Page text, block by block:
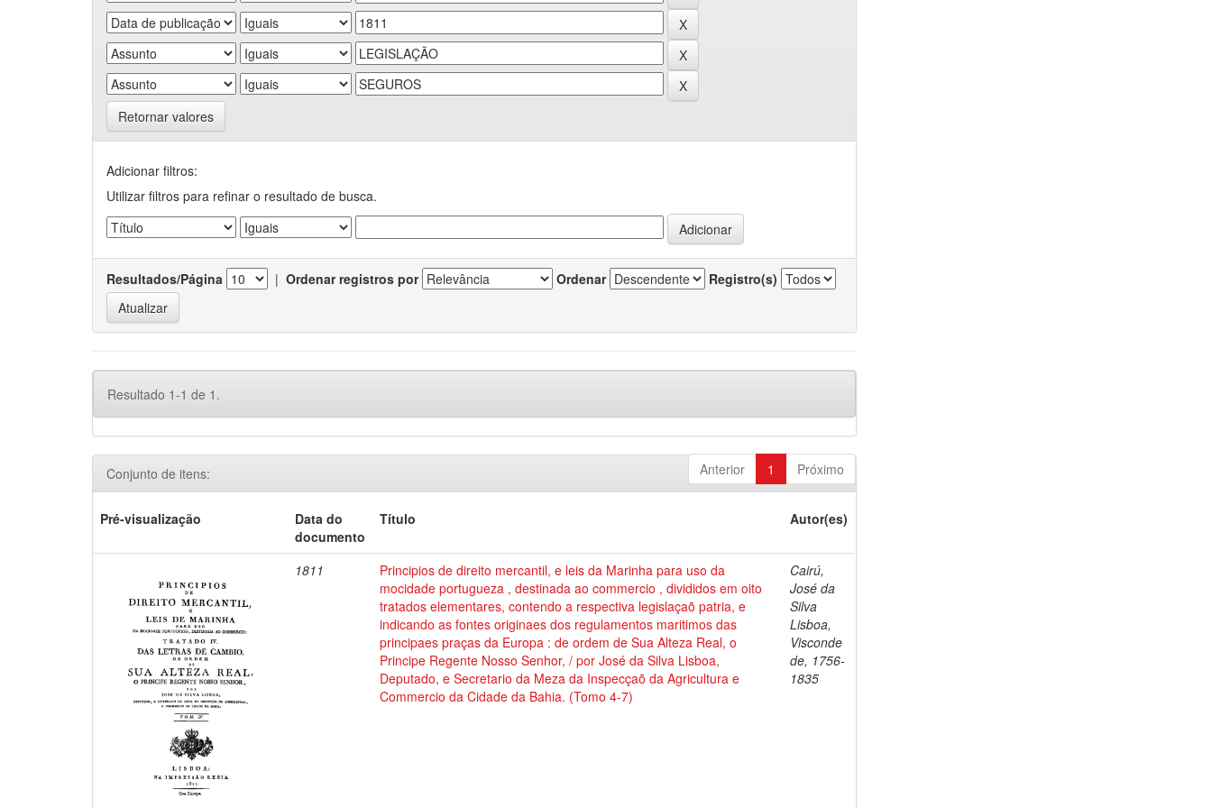
Retornar valores
Adicionar filtros:
Utilizar filtros para refinar o resultado de busca.
Resultados/Página | Ordenar registros por Ordenar Registro(s)
Resultado 1-1 de 1.
Anterior 1 Próximo
Conjunto de itens:
Pré-visualização
Data do
documento
Título Autor(es)
1811
Principios de direito mercantil, e leis da Marinha para uso da
mocidade portugueza , destinada ao commercio , divididos em oito
tratados elementares, contendo a respectiva legislaçaõ patria, e
indicando as fontes originaes dos regulamentos maritimos das
principaes praças da Europa : de ordem de Sua Alteza Real, o
Principe Regente Nosso Senhor, / por José da Silva Lisboa,
Deputado, e Secretario da Meza da Inspecçaõ da Agricultura e
Commercio da Cidade da Bahia. (Tomo 4-7)
Cairú,
José da
Silva
Lisboa,
Visconde
de, 1756-
1835